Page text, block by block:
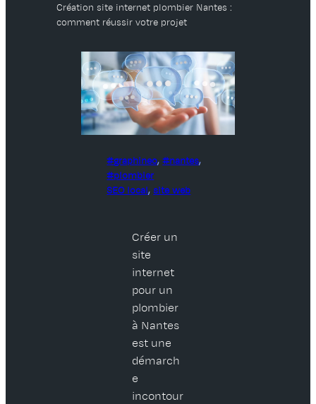
Création site internet plombier Nantes :
comment réussir votre projet
graphineo, nantes
plombier
SEO local, site web
Créer un
site
internet
pour un
plombier
à Nantes
est une
démarch
e
incontour